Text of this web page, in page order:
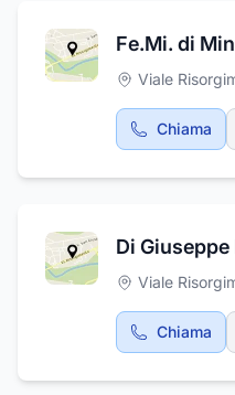
Viale
Chiama
Viale
Chiama